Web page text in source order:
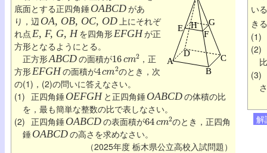
底面とする正四角錘OABCDがあ
り，辺 OA, OB, OC, OD上にそれぞ
れ点E, F, G, H を四角形EFGHが正
方形となるようにとる。
正方形ABCDの面積が 2 ，正
方形EFGHの面積が4cm2のとき，次
の(1)，(2)の問いに答えなさい。
(1)正四角錘OEFGH と正四角錘OABCDの体積の比
を，最も簡単な整数の比で表しなさい。
(2)正四角錘OABCDの表面積が64cm2のとき，正四角
錘OABCDの高さを求めなさい。
（2025年度 栃木県公立高校入試問題）
い
き
(2)
解